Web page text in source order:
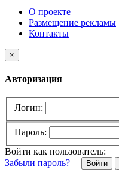
О проекте
Размещение рекламы
Контакты
×
Авторизация
Логин:
Пароль:
Войти как пользователь:
Забыли пароль?